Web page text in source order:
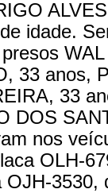
idade.
33 anos,
33
DOS
nos
OLH-
OJH-3530,